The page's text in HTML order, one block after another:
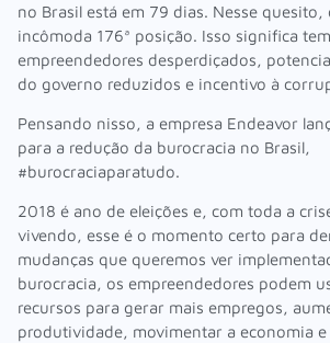
no Brasil está em 79 dias. Nesse quesito,
incômoda 176ª posição. Isso significa
empreendedores desperdiçados,
do governo reduzidos e incentivo à
Pensando nisso, a empresa Endeavor
para a redução da burocracia no Brasil,
#burocraciaparatudo.
2018 é ano de eleições e, com toda a
vivendo, esse é o momento certo para
mudanças que queremos ver
burocracia, os empreendedores podem
recursos para gerar mais empregos,
produtividade, movimentar a economia